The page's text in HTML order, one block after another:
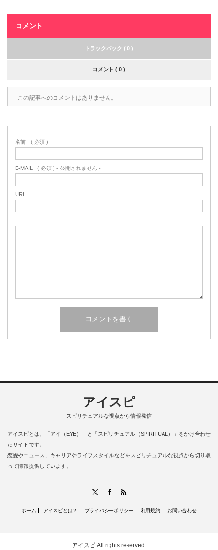
コメント
トラックバック ( 0 )
コメント ( 0 )
この記事へのコメントはありません。
名前 ( 必須 )
E-MAIL ( 必須 ) - 公開されません -
URL
アイスピ
スピリチュアルな視点から情報発信
アイスピとは、「アイ（EYE）」と「スピリチュアル（SPIRITUAL）」をかけ合わせ
たサイトです。
恋愛やニュース、キャリアやライフスタイルなどをスピリチュアルな視点から切り取
って情報提供しています。
X Facebook
ホーム アイスピとは？ プライバシーポリシー 利用規約 お問い合わせ
アイスピ All rights reserved.